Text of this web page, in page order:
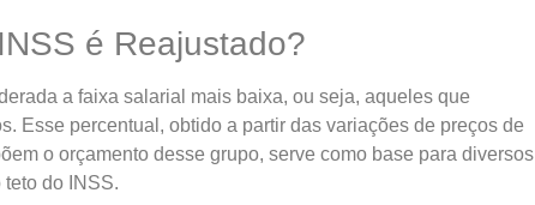
é Reajustado?
a faixa salarial mais baixa, ou seja, aqueles que
Esse percentual, obtido a partir das variações de preços de
o orçamento desse grupo, serve como base para diversos
do INSS.